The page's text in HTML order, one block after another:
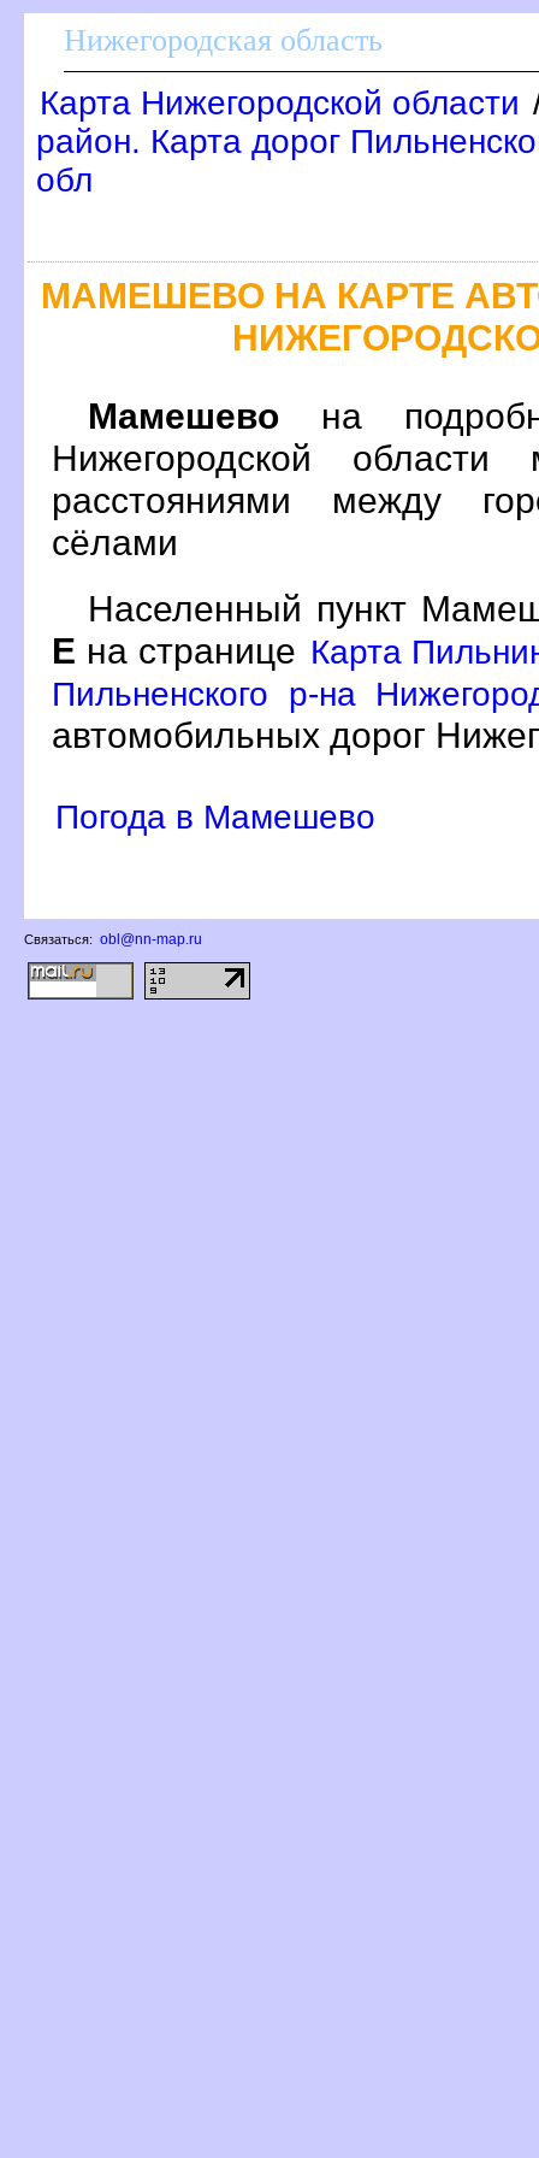
Нижегородская область
Карта Нижегородской области
район. Карта дорог
обл
МАМЕШЕВО НА КАРТЕ
Мамешево на
Нижегородской
расстояниями между
сёлами
Населенный пункт
Е на странице Карта
Пильненского р-на
автомобильных дорог
Погода в Мамешево
Связаться: obl@nn-map.ru